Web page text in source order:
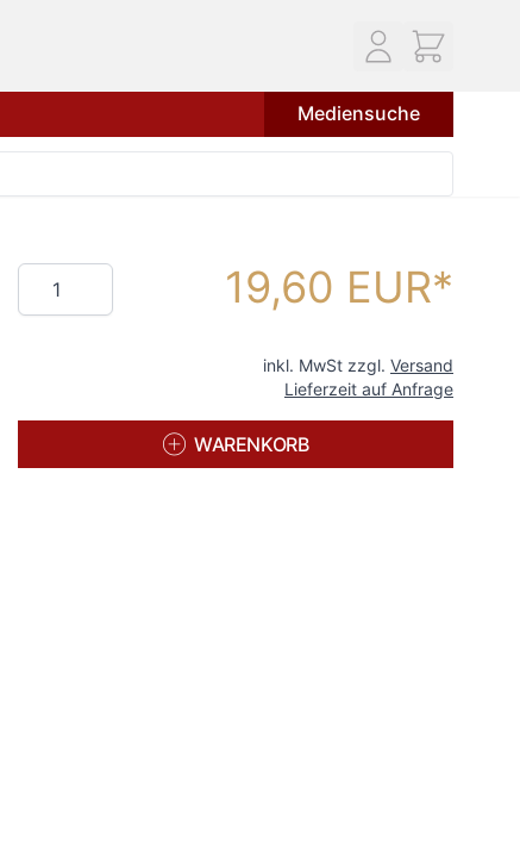
Mediensuche
Menge 19,60 EUR
inkl. MwSt zzgl. Versand
Lieferzeit auf Anfrage
WARENKORB